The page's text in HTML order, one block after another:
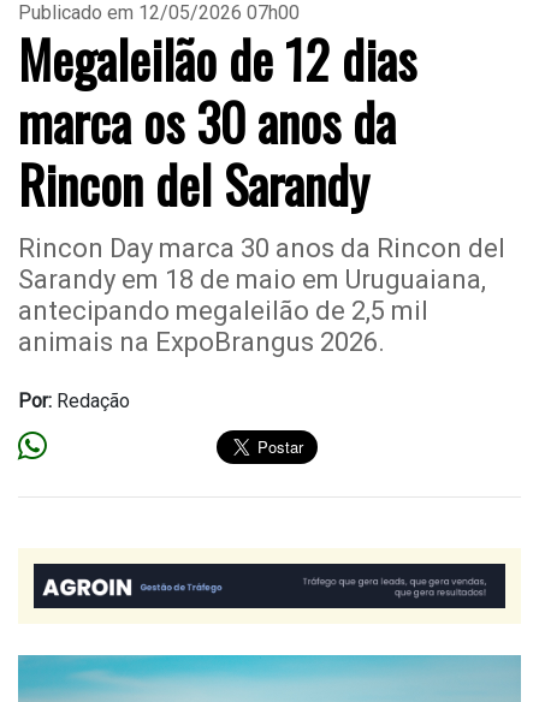
Publicado em 12/05/2026 07h00
Megaleilão de 12 dias
marca os 30 anos da
Rincon del Sarandy
Rincon Day marca 30 anos da Rincon del
Sarandy em 18 de maio em Uruguaiana,
antecipando megaleilão de 2,5 mil
animais na ExpoBrangus 2026.
Por: Redação